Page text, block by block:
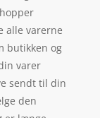
alle varerne
butikken og
varer
sendt til din
den